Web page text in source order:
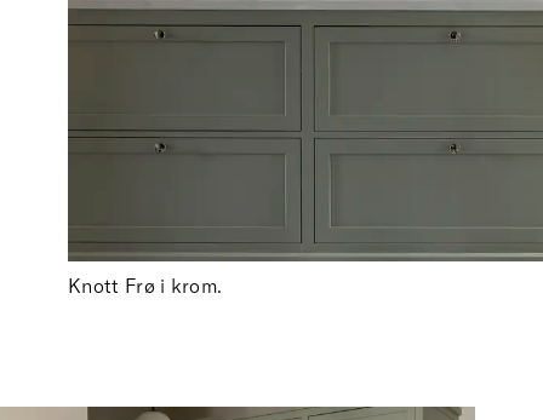
Knott Frø i krom.